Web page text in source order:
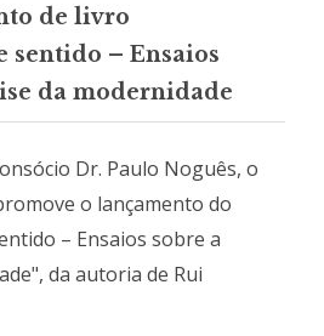
de livro
sentido – Ensaios
da modernidade
Dr. Paulo Noguês, o
o lançamento do
– Ensaios sobre a
da autoria de Rui